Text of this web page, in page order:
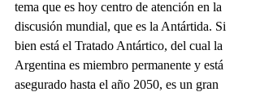
tema que es hoy centro de atención en la
discusión mundial, que es la Antártida. Si
bien está el Tratado Antártico, del cual la
Argentina es miembro permanente y está
asegurado hasta el año 2050, es un gran